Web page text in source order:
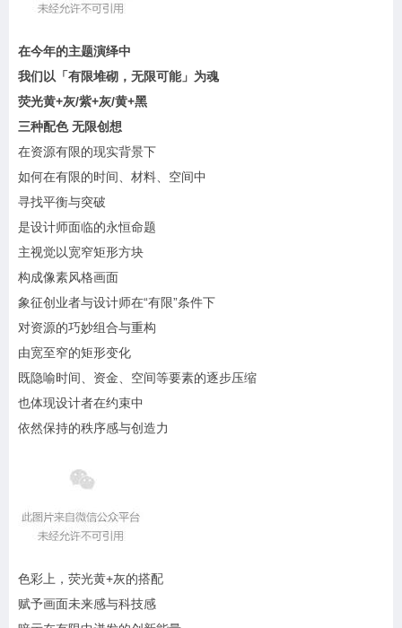
在今年的主题演绎中
我们以「有限堆砌，无限可能」为魂
荧光黄+灰/紫+灰/黄+黑
三种配色 无限创想
在资源有限的现实背景下
如何在有限的时间、材料、空间中
寻找平衡与突破
是设计师面临的永恒命题
主视觉以宽窄矩形方块
构成像素风格画面
象征创业者与设计师在“有限”条件下
对资源的巧妙组合与重构
由宽至窄的矩形变化
既隐喻时间、资金、空间等要素的逐步压缩
也体现设计者在约束中
依然保持的秩序感与创造力
色彩上，荧光黄+灰的搭配
赋予画面未来感与科技感